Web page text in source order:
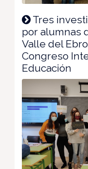
Tres
por alumnas
Valle del
Congreso
Educación